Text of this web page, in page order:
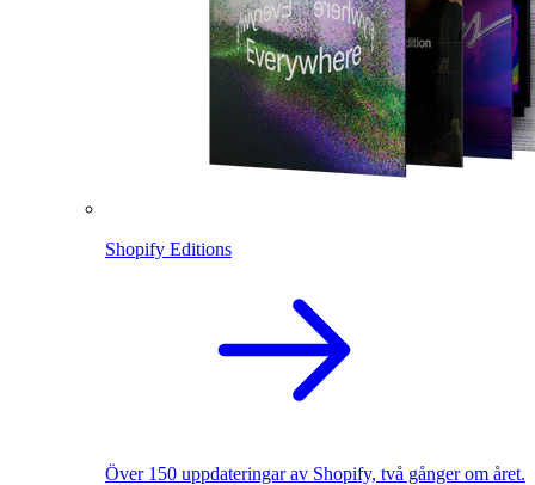
Shopify Editions
Över 150 uppdateringar av Shopify, två gånger om året.